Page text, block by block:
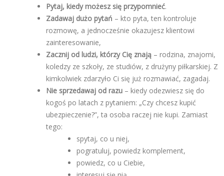
Pytaj, kiedy możesz się przypomnieć.
Zadawaj dużo pytań – kto pyta, ten kontroluje
rozmowę, a jednocześnie okazujesz klientowi
zainteresowanie,
Zacznij od ludzi, którzy Cię znają – rodzina, znajomi,
koledzy ze szkoły, ze studiów, z drużyny piłkarskiej. Z
kimkolwiek zdarzyło Ci się już rozmawiać, zagadaj.
Nie sprzedawaj od razu – kiedy odezwiesz się do
kogoś po latach z pytaniem: „Czy chcesz kupić
ubezpieczenie?”, ta osoba raczej nie kupi. Zamiast
tego:
spytaj, co u niej,
pogratuluj, powiedz komplement,
powiedz, co u Ciebie,